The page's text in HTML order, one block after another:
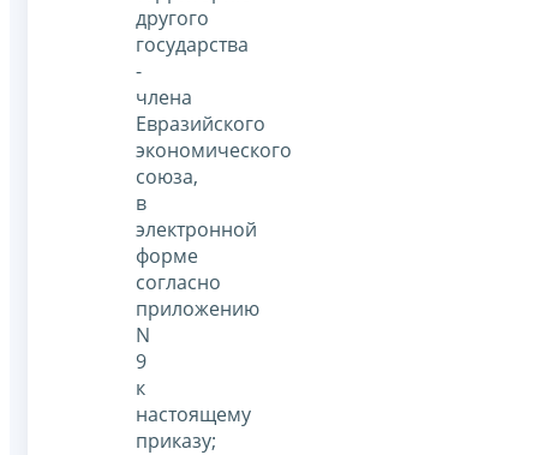
другого
государства
-
члена
Евразийского
экономического
союза,
в
электронной
форме
согласно
приложению
N
9
к
настоящему
приказу;